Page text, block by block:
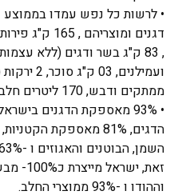
דגנים ומוצריהם , 165 ק"ג פירות 1 , 32 ק"ג
ועמילנים, 03 ק"ג סוכר, 2 ירקות (כולל מקשה)
ממתקים ודבש, 170 ליטרים חלב ומוצריו ו 89-2 יחידות ביצים .
הדגים, 81% מאספקת הקטניות, גרעיני
זאת, ישראל מייצרת כ100%- מבשר העוף
וההודו ו -93% ממוצרי החלב.